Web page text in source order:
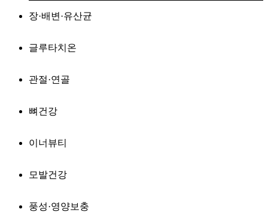
장·배변·유산균
글루타치온
관절·연골
뼈건강
이너뷰티
모발건강
풍성·영양보충